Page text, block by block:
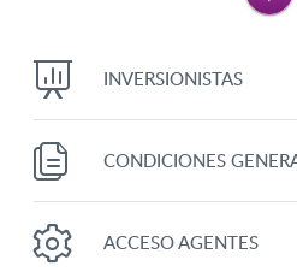
INVERSIONISTAS
CONDICIONES
ACCESO AGENTES